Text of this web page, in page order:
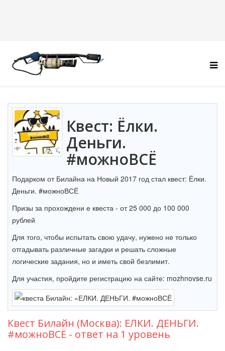
Квест: Ёлки.
Деньги.
#можноВСЁ
Подарком от Билайна на Новый 2017 год стал квест: Ёлки.
Деньги. #можноВСЁ
Призы за прохождени е квеста - от 25 000 до 100 000
рублей
Для того, чтобы испытать свою удачу, нужено не только
отгадывать различные загадки и решать сложные
логические задания, но и иметь свой безлимит.
Для участия, пройдите регистрацию на сайте: mozhnovse.ru
Квест Билайн (Москва): ЕЛКИ. ДЕНЬГИ.
#можноВСЁ - ответ на 1 уровень